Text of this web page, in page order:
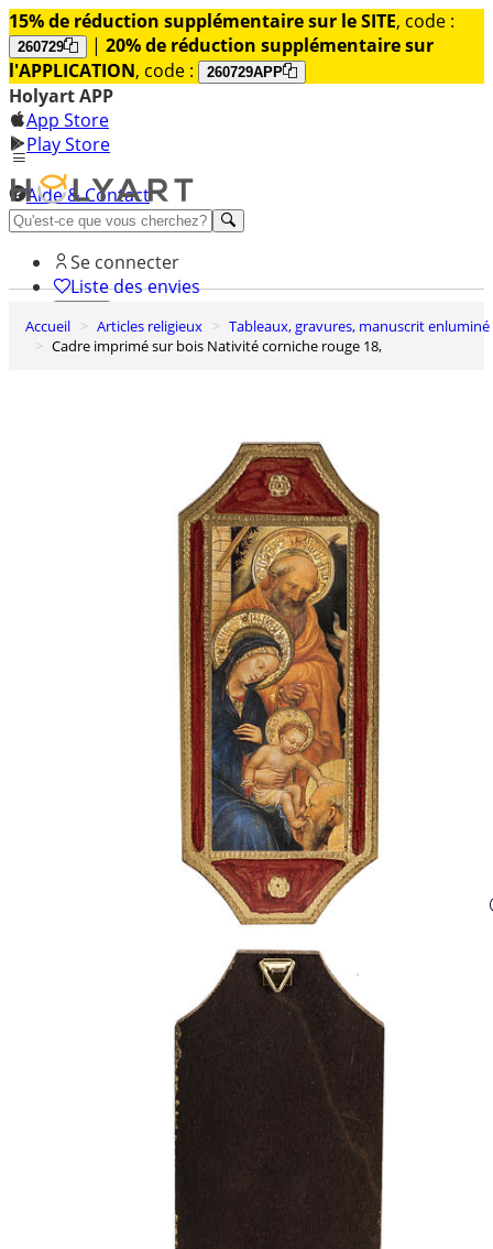
15% de réduction supplémentaire sur le SITE, code :
260729 | 20% de réduction supplémentaire sur
l'APPLICATION, code : 260729APP
Holyart APP
App Store
Play Store
Aide & Contact
Découvrez Premium
Se connecter
Liste des envies
0
Panier
Accueil Articles religieux
Tableaux, gravures, manuscrit enluminé
Cadre imprimé sur bois Nativité corniche rouge 18,